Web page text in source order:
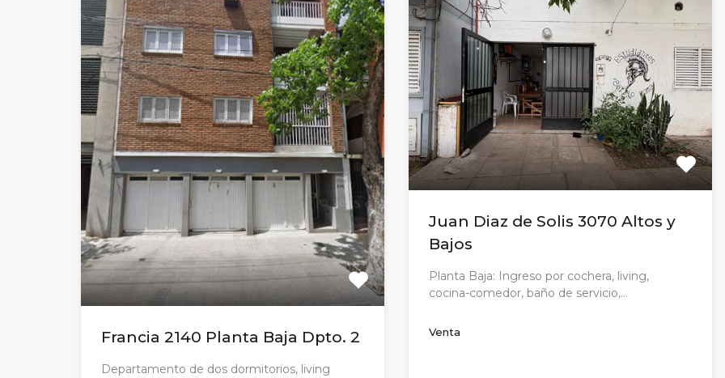
Francia 2140 Planta Baja Dpto. 2
Departamento de dos dormitorios, living
Juan Diaz de Solis 3070 Altos y
Bajos
Planta Baja: Ingreso por cochera, living,
cocina-comedor, baño de servicio,…
Venta